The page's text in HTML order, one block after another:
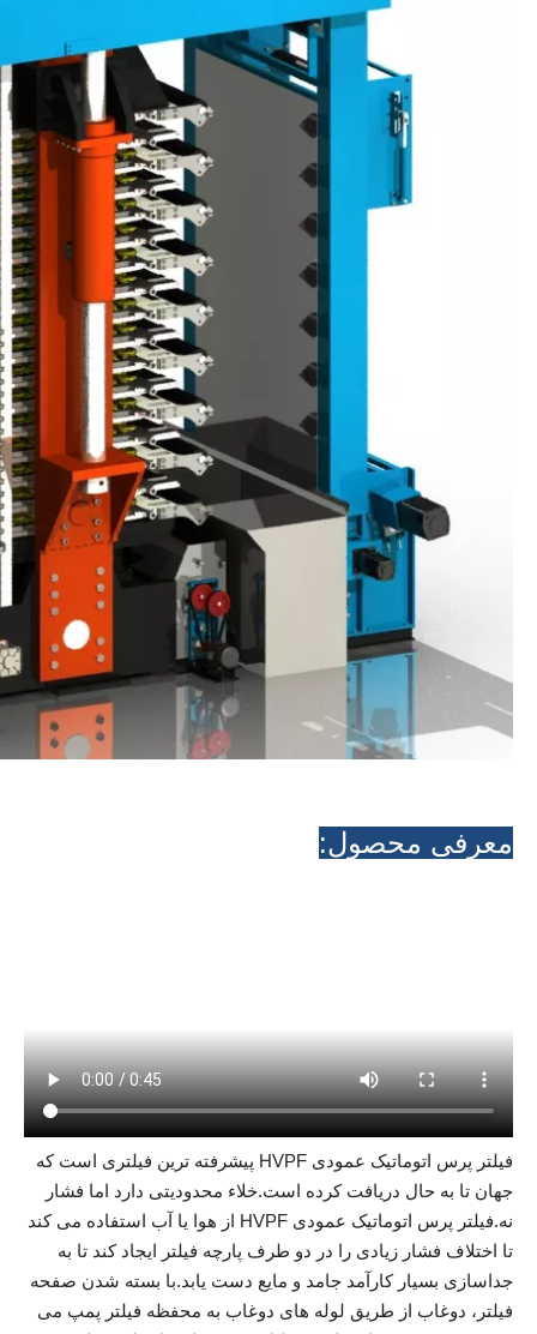
معرفی محصول:
فیلتر پرس اتوماتیک عمودی HVPF پیشرفته ترین فیلتری است که
جهان تا به حال دریافت کرده است.خلاء محدودیتی دارد اما فشار
نه.فیلتر پرس اتوماتیک عمودی HVPF از هوا یا آب استفاده می کند
تا اختلاف فشار زیادی را در دو طرف پارچه فیلتر ایجاد کند تا به
جداسازی بسیار کارآمد جامد و مایع دست یابد.با بسته شدن صفحه
فیلتر، دوغاب از طریق لوله های دوغاب به محفظه فیلتر پمپ می